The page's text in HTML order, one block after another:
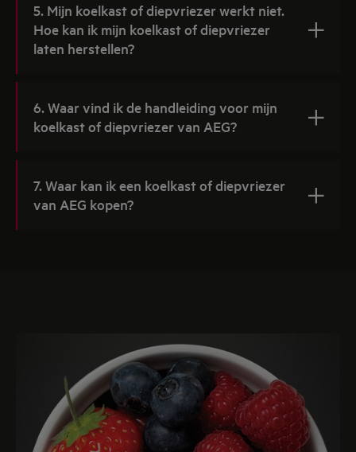
5. Mijn koelkast of diepvriezer werkt niet.
Hoe kan ik mijn koelkast of diepvriezer
laten herstellen?
6. Waar vind ik de handleiding voor mijn
koelkast of diepvriezer van AEG?
7. Waar kan ik een koelkast of diepvriezer
van AEG kopen?